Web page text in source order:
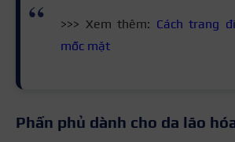
>>> Xem thêm: Cách trang
mốc mặt
Phấn phủ dành cho da lão